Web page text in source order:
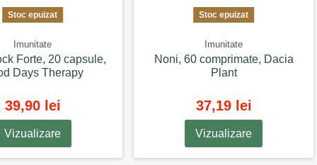
Stoc epuizat
Imunitate
Forte, 20 capsule,
Days Therapy
39,90 lei
Vizualizare
Stoc epuizat
Imunitate
Noni, 60 comprimate, Dacia
Plant
37,19 lei
Vizualizare